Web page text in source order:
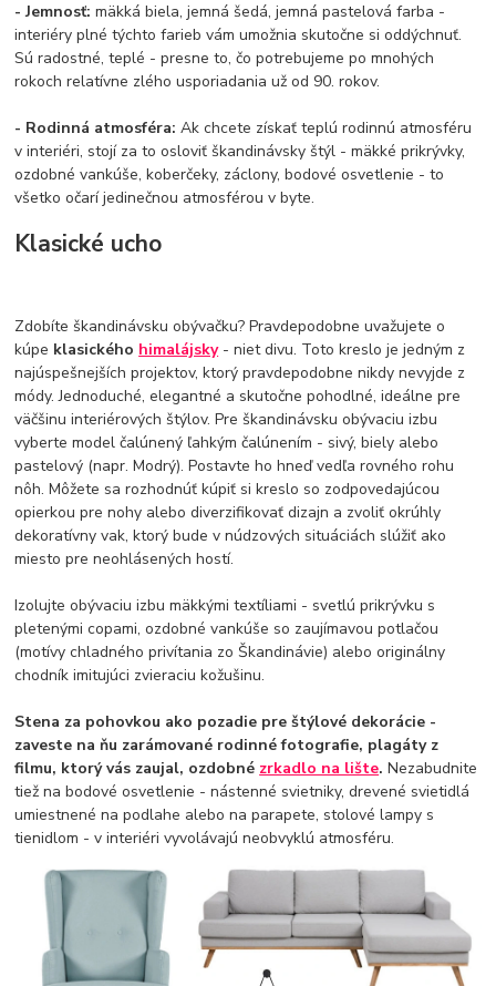
- Jemnosť:mäkká biela, jemná šedá, jemná pastelová farba -
interiéry plné týchto farieb vám umožnia skutočne si oddýchnuť.
Sú radostné, teplé - presne to, čo potrebujeme po mnohých
rokoch relatívne zlého usporiadania už od 90. rokov.
- Rodinná atmosféra:Ak chcete získať teplú rodinnú atmosféru
v interiéri, stojí za to osloviť škandinávsky štýl - mäkké prikrývky,
ozdobné vankúše, koberčeky, záclony, bodové osvetlenie - to
všetko očarí jedinečnou atmosférou v byte.
Klasické ucho
Zdobíte škandinávsku obývačku? Pravdepodobne uvažujete o
kúpe klasického himalájsky- niet divu. Toto kreslo je jedným z
najúspešnejších projektov, ktorý pravdepodobne nikdy nevyjde z
módy. Jednoduché, elegantné a skutočne pohodlné, ideálne pre
väčšinu interiérových štýlov. Pre škandinávsku obývaciu izbu
vyberte model čalúnený ľahkým čalúnením - sivý, biely alebo
pastelový (napr. Modrý). Postavte ho hneď vedľa rovného rohu
nôh. Môžete sa rozhodnúť kúpiť si kreslo so zodpovedajúcou
opierkou pre nohy alebo diverzifikovať dizajn a zvoliť okrúhly
dekoratívny vak, ktorý bude v núdzových situáciách slúžiť ako
miesto pre neohlásených hostí.
Izolujte obývaciu izbu mäkkými textíliami - svetlú prikrývku s
pletenými copami, ozdobné vankúše so zaujímavou potlačou
(motívy chladného privítania zo Škandinávie) alebo originálny
chodník imitujúci zvieraciu kožušinu.
Stena za pohovkou ako pozadie pre štýlové dekorácie -
zaveste na ňu zarámované rodinné fotografie, plagáty z
filmu, ktorý vás zaujal, ozdobné zrkadlo na lište.Nezabudnite
tiež na bodové osvetlenie - nástenné svietniky, drevené svietidlá
umiestnené na podlahe alebo na parapete, stolové lampy s
tienidlom - v interiéri vyvolávajú neobvyklú atmosféru.